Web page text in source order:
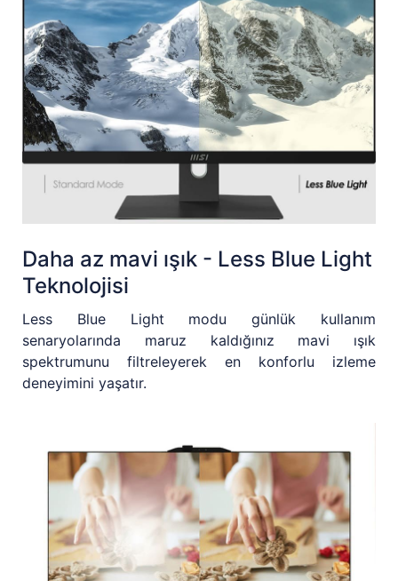
Daha az mavi ışık - Less Blue Light
Teknolojisi
Less Blue Light modu günlük kullanım
senaryolarında maruz kaldığınız mavi ışık
spektrumunu filtreleyerek en konforlu izleme
deneyimini yaşatır.